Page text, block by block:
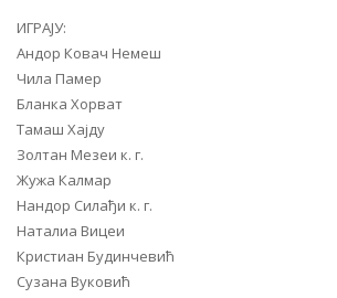
ИГРАЈУ:
Андор Ковач Немеш
Чила Памер
Бланка Хорват
Тамаш Хајду
Золтан Мезеи к. г.
Жужа Калмар
Нандор Силађи к. г.
Наталиа Вицеи
Кристиан Будинчевић
Сузана Вуковић